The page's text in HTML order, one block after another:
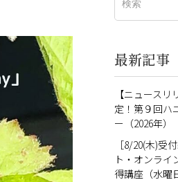
最新記事
【ニュース
定！第９回ハ
ー（2026年）
［8/20(木)受
ト・オンライ
得講座（水曜